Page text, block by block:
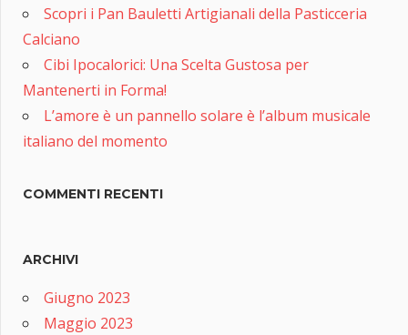
Scopri i Pan Bauletti Artigianali della Pasticceria
Calciano
Cibi Ipocalorici: Una Scelta Gustosa per
Mantenerti in Forma!
L’amore è un pannello solare è l’album musicale
italiano del momento
COMMENTI RECENTI
ARCHIVI
Giugno 2023
Maggio 2023